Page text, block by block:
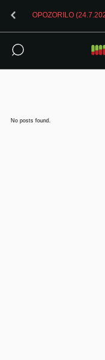
OPOZORILO
No posts found.